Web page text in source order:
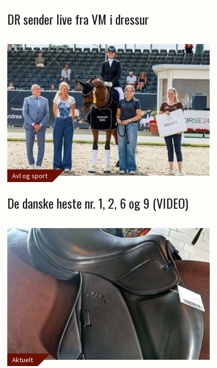
DR sender live fra VM i dressur
Avl og sport
De danske heste nr. 1, 2, 6 og 9 (VIDEO)
Aktuelt